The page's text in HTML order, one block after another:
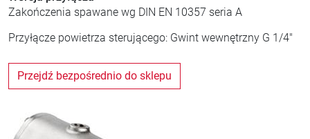
Zakończenia spawane wg DIN EN 10357 seria A
Przyłącze powietrza sterującego: Gwint wewnętrzny G 1/4"
Przejdź bezpośrednio do sklepu